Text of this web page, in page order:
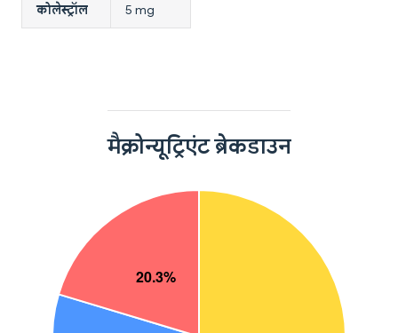
कोलेस्ट्रॉल 5 mg
मैक्रोन्यूट्रिएंट ब्रेकडाउन